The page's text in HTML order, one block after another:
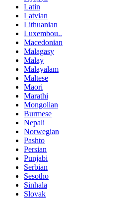
Latin
Latvian
Lithuanian
Luxembou..
Macedonian
Malagasy
Malay
Malayalam
Maltese
Maori
Marathi
Mongolian
Burmese
Nepali
Norwegian
Pashto
Persian
Punjabi
Serbian
Sesotho
Sinhala
Slovak